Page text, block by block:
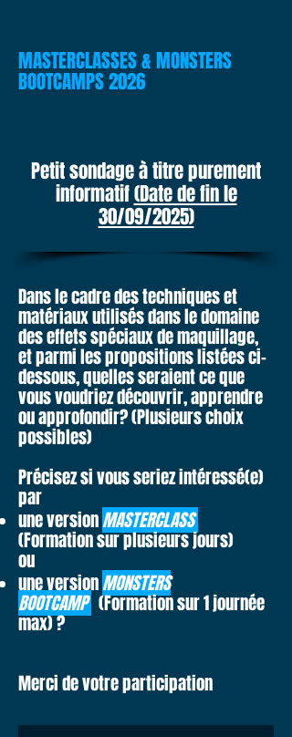
MASTERCLASSES & MONSTERS
BOOTCAMPS 2026
Petit sondage à titre purement
informatif(Date de fin le
30/09/2025)
Dans le cadre des techniques et
matériaux utilisés dans le domaine
des effets spéciaux de maquillage,
et parmi les propositions listées ci-
dessous, quelles seraient ce que
vous voudriez découvrir, apprendre
ou approfondir? (Plusieurs choix
possibles)
Précisez si vous seriez intéressé(e)
par
une versionMASTERCLASS
(Formation sur plusieurs jours)
ou
une versionMONSTERS
BOOTCAMP (Formation sur 1 journée
max) ?
Merci de votre participation